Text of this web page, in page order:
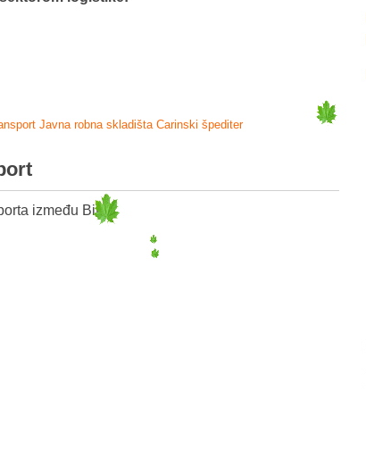
Javna robna skladišta Carinski špediter
između BiH i: